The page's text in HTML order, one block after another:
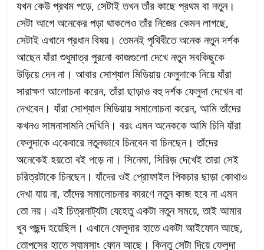
যখন কেউ প্রথম পড়ে, সেটাই তখন তাঁর কাছে প্রথম বা নতুন।
সেটা আগে অনেকের পড়া থাকলেও তাঁর নিজের কেমন লাগছে,
সেটাই এখানে প্রধান বিষয়। তেমনই পৃথিবীতে অনেক নতুন দর্শক
আছেন যাঁরা শুধুমাত্র পুরনো কাজগুলো দেখে নতুন সবকিছুকে
উড়িয়ে দেন না। আবার সোশ্যাল মিডিয়ায় ফেলুদাকে নিয়ে যাঁরা
সারাক্ষণ আলোচনা করেন, তাঁরা ছাড়াও বহু দর্শক ফেলুদা দেখেন বা
দেখবেন। যাঁরা সোশ্যাল মিডিয়ায় সমালোচনা করেন, আমি তাঁদের
কখনও সামনাসামনি দেখিনি। বরং এমন অনেককে আমি চিনি যাঁরা
ফেলুদাকে একেবারে নতুনভাবে চিনবেন বা চিনছেন। তাঁদের
অনেকেই হয়তো বই পড়ে না। সিনেমা, সিরিজ় দেখেই তারা সেই
চরিত্রটাকে চিনছেন। যাঁদের ওই প্রোফাইল পিকচার ছাড়া কোথাও
দেখা যায় না, তাঁদের সমালোচনার কারণে নতুন কাজ হবে না এমন
তো নয়। এই চিত্রনাট্যটা যেহেতু একটা নতুন সময়ে, তাই আমার
খুব পছন্দ হয়েছিল। এখানে ফেলুদার হাতে একটা আইফোন আছে,
তোপসের হাতে স্যামসাং ফোন আছে। কিন্তু সেটা দিয়ে ফেলুদা